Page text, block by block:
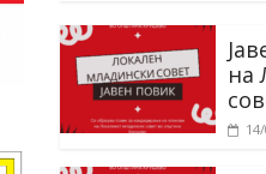
на